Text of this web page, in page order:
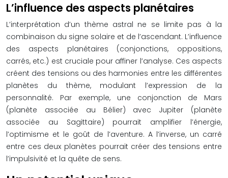
L’influence des aspects planétaires
L’interprétation d’un thème astral ne se limite pas à la
combinaison du signe solaire et de l’ascendant. L’influence
des aspects planétaires (conjonctions, oppositions,
carrés, etc.) est cruciale pour affiner l’analyse. Ces aspects
créent des tensions ou des harmonies entre les différentes
planètes du thème, modulant l’expression de la
personnalité. Par exemple, une conjonction de Mars
(planète associée au Bélier) avec Jupiter (planète
associée au Sagittaire) pourrait amplifier l’énergie,
l’optimisme et le goût de l’aventure. A l’inverse, un carré
entre ces deux planètes pourrait créer des tensions entre
l’impulsivité et la quête de sens.